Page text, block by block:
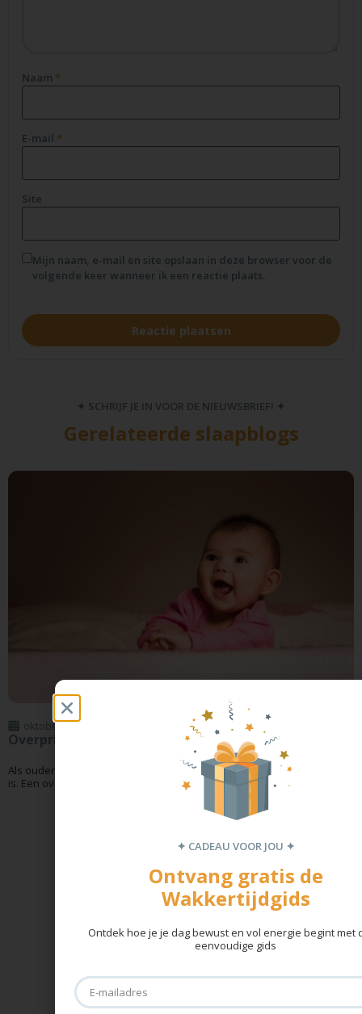
Naam *
E-mail *
Site
Mijn naam, e-mail en site opslaan in deze browser voor de
volgende keer wanneer ik een reactie plaats.
✦ SCHRIJF JE IN VOOR DE NIEUWSBRIEF! ✦
Gerelateerde slaapblogs
Overprikkelde baby
oktober 23, 2025
Als ouder is het belangrijk om te weten wanneer je baby overprikkeld
is. Een overprikkelde baby kan zich...
✦ CADEAU VOOR JOU ✦
Ontvang gratis de
Wakkertijdgids
Ontdek hoe je je dag bewust en vol energie begint met
eenvoudige gids